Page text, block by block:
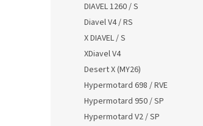
DIAVEL 1260 / S
Diavel V4 / RS
X DIAVEL / S
XDiavel V4
Desert X (MY26)
Hypermotard 698 / RVE
Hypermotard 950 / SP
Hypermotard V2 / SP